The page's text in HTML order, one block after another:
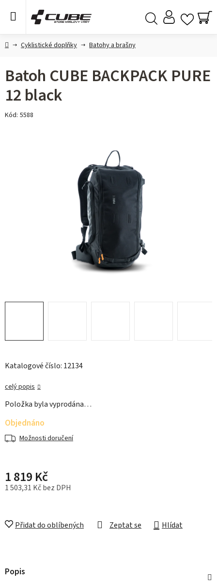
DomůCyklistické doplňky Batohy a brašny
Katalogové číslo: 12134
celý popis
Položka byla vyprodána…
Objednáno
Možnosti doručení
1 819 Kč
1 503,31 Kč bez DPH
Zeptat se Hlídat
Přidat do oblíbených
Batoh CUBE BACKPACK PURE
12 black
Kód: 5588
Popis